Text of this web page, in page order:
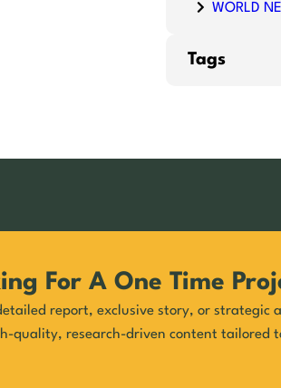
WORLD
Tags
For A One Time
report, exclusive story, or strategic
quality, research-driven content tailored